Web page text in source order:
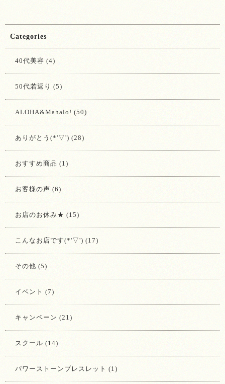
Categories
40代美容 (4)
50代若返り (5)
ALOHA&Mahalo! (50)
ありがとう(*'▽') (28)
おすすめ商品 (1)
お客様の声 (6)
お店のお休み★ (15)
こんなお店です(*'▽') (17)
その他 (5)
イベント (7)
キャンペーン (21)
スクール (14)
パワーストーンブレスレット (1)